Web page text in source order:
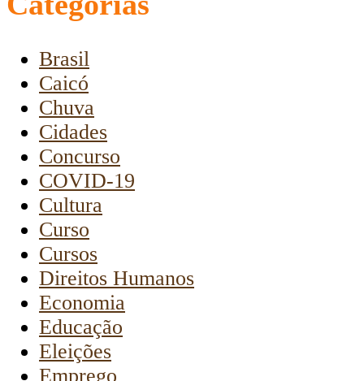
Brasil
Caicó
Chuva
Cidades
Concurso
COVID-19
Cultura
Curso
Cursos
Direitos Humanos
Economia
Educação
Eleições
Emprego